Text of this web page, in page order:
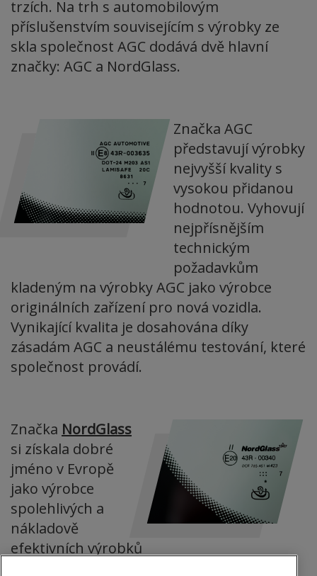
trzích. Na trh s automobilovým
příslušenstvím souvisejícím s výrobky ze
skla společnost AGC dodává dvě hlavní
značky: AGC a NordGlass.
Značka AGC
představují výrobky
nejvyšší kvality s
vysokou přidanou
hodnotou. Vyhovují
nejpřísnějším
technickým
požadavkům
kladeným na výrobky AGC jako výrobce
originálních zařízení pro nová vozidla.
Vynikající kvalita je dosahována díky
zásadám AGC a neustálému testování, které
společnost provádí.
Značka NordGlass
si získala dobré
jméno v Evropě
jako výrobce
spolehlivých a
nákladově
efektivních výrobků